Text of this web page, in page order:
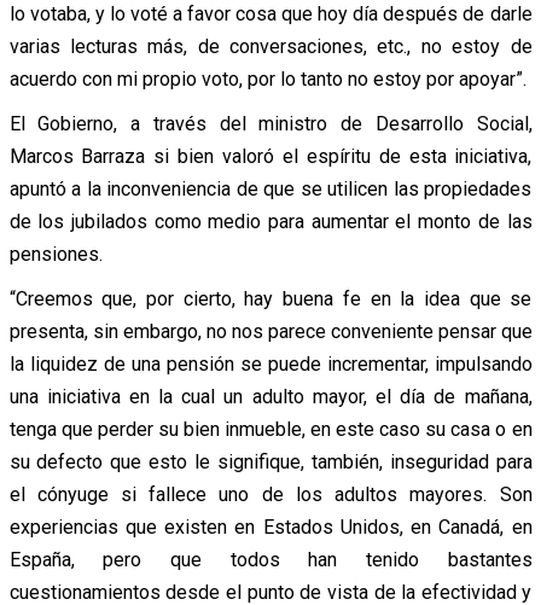
lo votaba, y lo voté a favor cosa que hoy día después de darle
varias lecturas más, de conversaciones, etc., no estoy de
acuerdo con mi propio voto, por lo tanto no estoy por apoyar”.
El Gobierno, a través del ministro de Desarrollo Social,
Marcos Barraza si bien valoró el espíritu de esta iniciativa,
apuntó a la inconveniencia de que se utilicen las propiedades
de los jubilados como medio para aumentar el monto de las
pensiones.
“Creemos que, por cierto, hay buena fe en la idea que se
presenta, sin embargo, no nos parece conveniente pensar que
la liquidez de una pensión se puede incrementar, impulsando
una iniciativa en la cual un adulto mayor, el día de mañana,
tenga que perder su bien inmueble, en este caso su casa o en
su defecto que esto le signifique, también, inseguridad para
el cónyuge si fallece uno de los adultos mayores. Son
experiencias que existen en Estados Unidos, en Canadá, en
España, pero que todos han tenido bastantes
cuestionamientos desde el punto de vista de la efectividad y